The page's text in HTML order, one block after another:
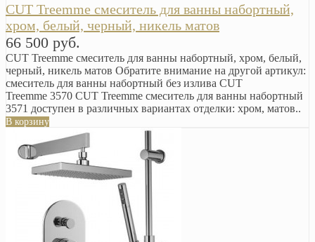
CUT Treemme смеситель для ванны набортный,
хром, белый, черный, никель матов
66 500 руб.
CUT Treemme смеситель для ванны набортный, хром, белый,
черный, никель матов Обратите внимание на другой артикул:
смеситель для ванны набортный без излива CUT
Treemme 3570 CUT Treemme смеситель для ванны набортный
3571 доступен в различных вариантах отделки: хром, матов..
В корзину